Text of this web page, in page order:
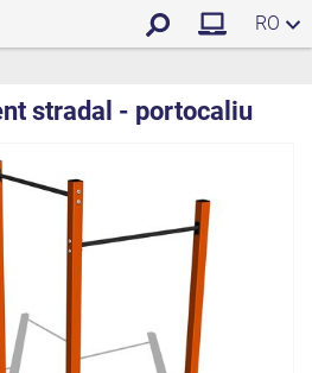
RO
stradal - portocaliu